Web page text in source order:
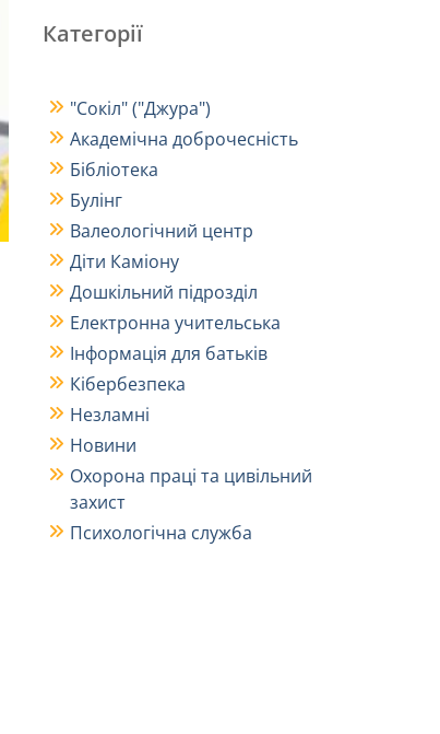
Категорії
"Сокіл" ("Джура")
Академічна доброчесність
Бібліотека
Булінг
Валеологічний центр
Діти Каміону
Дошкільний підрозділ
Електронна учительська
Інформація для батьків
Кібербезпека
Незламні
Новини
Охорона праці та цивільний
захист
Психологічна служба